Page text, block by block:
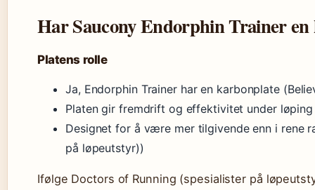
Har Saucony Endorphin Trainer
Platens rolle
Ja, Endorphin Trainer har en karbonplate
Platen gir fremdrift og effektivitet under
Designet for å være mer tilgivende enn i rene
på løpeutstyr))
Ifølge Doctors of Running (spesialister på